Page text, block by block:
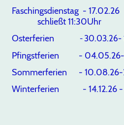
schließt 11:30Uhr
Osterferien
-30.03.26-
Pfingstferien - 04.05.26-
Sommerferien - 10.08.26-
Winterferien - 14.12.26 -